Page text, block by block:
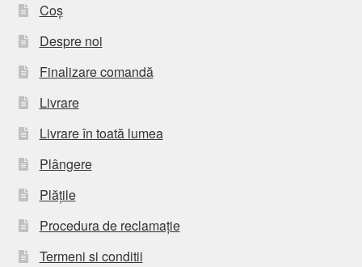
Coș
Despre noi
Finalizare comandă
Livrare
Livrare în toată lumea
Plângere
Plățile
Procedura de reclamație
Termeni si conditii